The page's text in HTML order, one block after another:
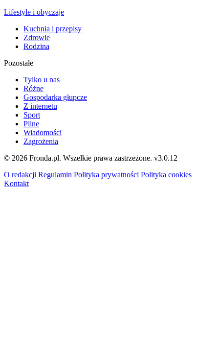
Lifestyle i obyczaje
Kuchnia i przepisy
Zdrowie
Rodzina
Pozostałe
Tylko u nas
Różne
Gospodarka głupcze
Z internetu
Sport
Pilne
Wiadomości
Zagrożenia
© 2026 Fronda.pl. Wszelkie prawa zastrzeżone. v3.0.12
O redakcji Regulamin Polityka prywatności Polityka cookies
Kontakt